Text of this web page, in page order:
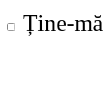
Ține-